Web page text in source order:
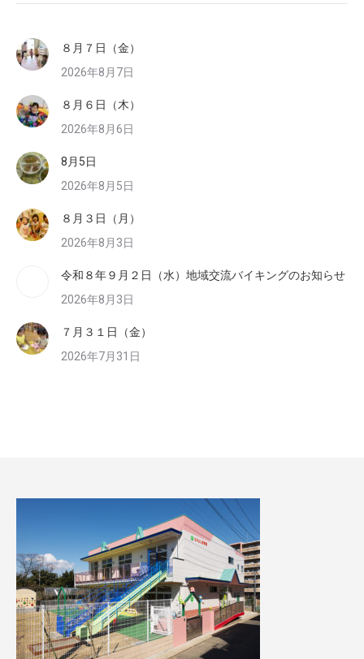
８月７日（金）
2026年8月7日
８月６日（木）
2026年8月6日
8月5日
2026年8月5日
８月３日（月）
2026年8月3日
令和８年９月２日（水）地域交流バイキングのお知らせ
2026年8月3日
７月３１日（金）
2026年7月31日